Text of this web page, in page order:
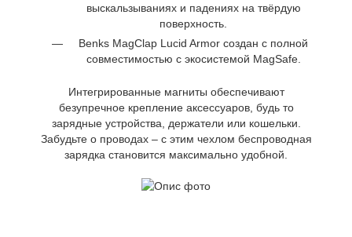
выскальзываниях и падениях на твёрдую
поверхность.
Benks MagClap Lucid Armor создан с полной
совместимостью с экосистемой MagSafe.
Интегрированные магниты обеспечивают
безупречное крепление аксессуаров, будь то
зарядные устройства, держатели или кошельки.
Забудьте о проводах – с этим чехлом беспроводная
зарядка становится максимально удобной.